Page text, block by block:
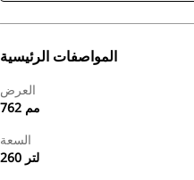
المواصفات الرئيسية
العرض
762 مم
السعة
260 لتر